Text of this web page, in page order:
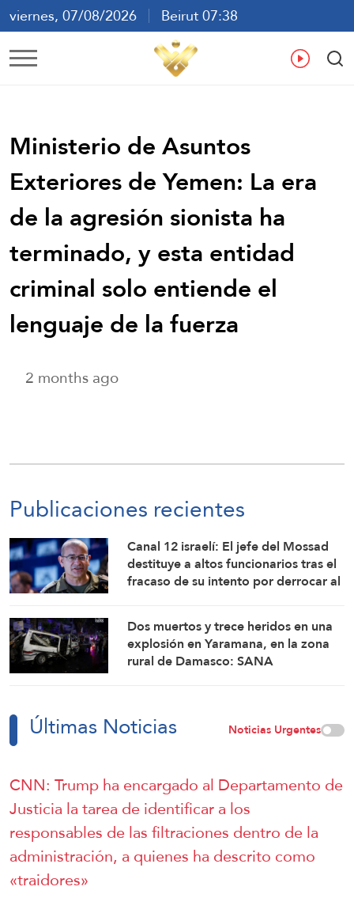
viernes, 07/08/2026
Beirut 07:38
ع En
Ministerio de Asuntos
Exteriores de Yemen: La era
de la agresión sionista ha
terminado, y esta entidad
criminal solo entiende el
lenguaje de la fuerza
2 months ago
Publicaciones recientes
Canal 12 israelí: El jefe del Mossad
destituye a altos funcionarios tras el
fracaso de su intento por derrocar al
Dos muertos y trece heridos en una
explosión en Yaramana, en la zona
rural de Damasco: SANA
Últimas Noticias Noticias Urgentes
CNN: Trump ha encargado al Departamento de
Justicia la tarea de identificar a los
responsables de las filtraciones dentro de la
administración, a quienes ha descrito como
«traidores»